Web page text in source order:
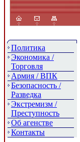
Политика
Экономика /
Торговля
Армия / ВПК
Безопасность /
Разведка
Экстремизм /
Преступность
Об агенстве
Контакты